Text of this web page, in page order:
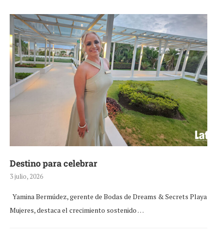
Destino para celebrar
3 julio, 2026
Yamina Bermúdez, gerente de Bodas de Dreams & Secrets Playa
Mujeres, destaca el crecimiento sostenido …